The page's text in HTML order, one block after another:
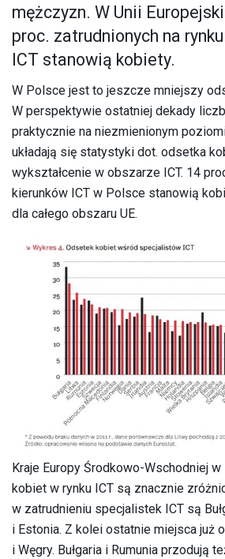
mężczyzn. W Unii
proc. zatrudnionych na
ICT stanowią kobiety.
W Polsce jest to jeszcze mniejszy
W perspektywie ostatniej dekady
praktycznie na niezmienionym
układają się statystyki dot. odsetka
wykształcenie w obszarze ICT. 14
kierunków ICT w Polsce stanowią
dla całego obszaru UE.
Kraje Europy Środkowo-Wschodniej
kobiet w rynku ICT są znacznie
w zatrudnieniu specjalistek ICT są
i Estonia. Z kolei ostatnie miejsca już
i Węgry. Bułgaria i Rumunia przodują